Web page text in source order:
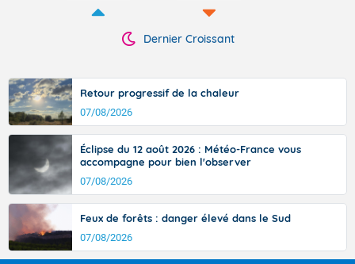
Dernier Croissant
Retour progressif de la chaleur
07/08/2026
Éclipse du 12 août 2026 : Météo-France vous
accompagne pour bien l'observer
07/08/2026
Feux de forêts : danger élevé dans le Sud
07/08/2026